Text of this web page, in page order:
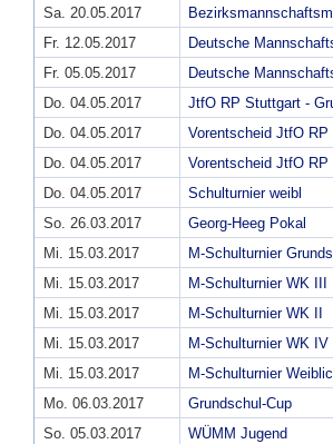
Sa. 20.05.2017
Fr. 12.05.2017
Deutsche
Fr. 05.05.2017
Deutsche
Do. 04.05.2017
JtfO RP Stuttgart -
Do. 04.05.2017
Vorentscheid JtfO RP
Do. 04.05.2017
Vorentscheid JtfO
Do. 04.05.2017
Schulturnier weibl
So. 26.03.2017
Georg-Heeg Pokal
Mi. 15.03.2017
M-Schulturnier
Mi. 15.03.2017
M-Schulturnier WK III
Mi. 15.03.2017
M-Schulturnier WK II
Mi. 15.03.2017
M-Schulturnier WK IV
Mi. 15.03.2017
M-Schulturnier
Mo. 06.03.2017
Grundschul-Cup
So. 05.03.2017
WÜMM Jugend